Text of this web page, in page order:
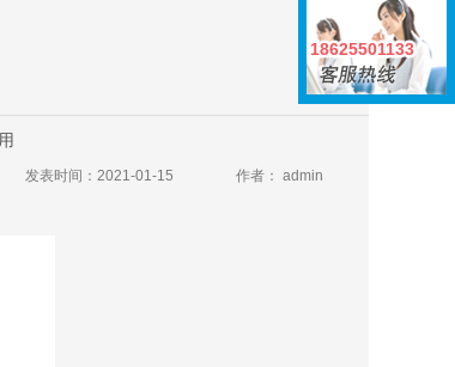
作者： admin
发表时间：2021-01-15
18625501133
18625501133